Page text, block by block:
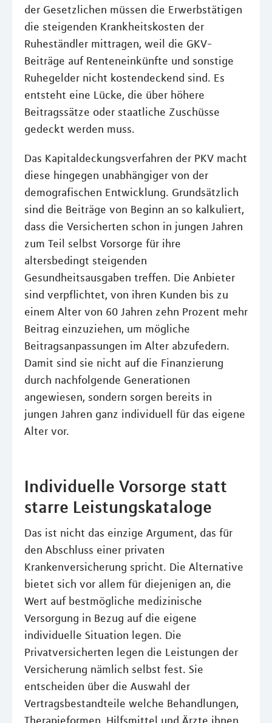
der Gesetzlichen müssen die Erwerbstätigen
die steigenden Krankheitskosten der
Ruheständler mittragen, weil die GKV-
Beiträge auf Renteneinkünfte und sonstige
Ruhegelder nicht kostendeckend sind. Es
entsteht eine Lücke, die über höhere
Beitragssätze oder staatliche Zuschüsse
gedeckt werden muss.
Das Kapitaldeckungsverfahren der PKV macht
diese hingegen unabhängiger von der
demografischen Entwicklung. Grundsätzlich
sind die Beiträge von Beginn an so kalkuliert,
dass die Versicherten schon in jungen Jahren
zum Teil selbst Vorsorge für ihre
altersbedingt steigenden
Gesundheitsausgaben treffen. Die Anbieter
sind verpflichtet, von ihren Kunden bis zu
einem Alter von 60 Jahren zehn Prozent mehr
Beitrag einzuziehen, um mögliche
Beitragsanpassungen im Alter abzufedern.
Damit sind sie nicht auf die Finanzierung
durch nachfolgende Generationen
angewiesen, sondern sorgen bereits in
jungen Jahren ganz individuell für das eigene
Alter vor.
Individuelle Vorsorge statt
starre Leistungskataloge
Das ist nicht das einzige Argument, das für
den Abschluss einer privaten
Krankenversicherung spricht. Die Alternative
bietet sich vor allem für diejenigen an, die
Wert auf bestmögliche medizinische
Versorgung in Bezug auf die eigene
individuelle Situation legen. Die
Privatversicherten legen die Leistungen der
Versicherung nämlich selbst fest. Sie
entscheiden über die Auswahl der
Vertragsbestandteile welche Behandlungen,